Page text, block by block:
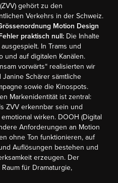
gehört zu den
Verkehrs in der Schweiz.
Motion Design
praktisch null: Die Inhalte
In Trams und
und auf digitalen Kanälen.
vorwärts“ realisierten wir
Schärer sämtliche
sowie die Kinospots.
Markenidentität ist zentral:
ZVV erkennbar sein und
wirken. DOOH (Digital
Anforderungen an Motion
ohne Ton funktionieren, auf
Auflösungen bestehen und
erzeugen. Der
für Dramaturgie,